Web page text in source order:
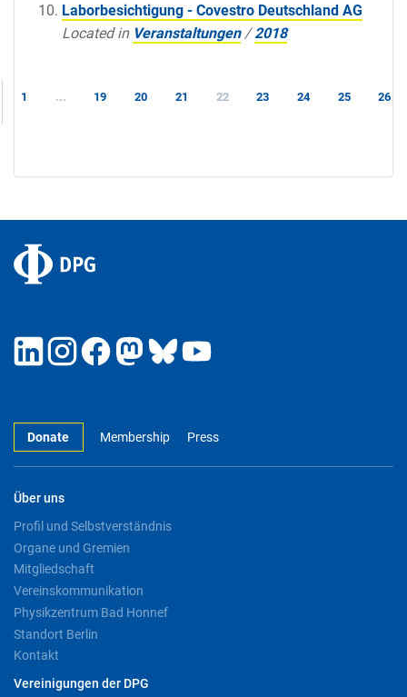
Laborbesichtigung - Covestro Deutschland AG
Located in Veranstaltungen /2018
1 ... 19 20 21 22 23 24 25 26
Donate Membership Press
Über uns
Profil und Selbstverständnis
Organe und Gremien
Mitgliedschaft
Vereinskommunikation
Physikzentrum Bad Honnef
Standort Berlin
Kontakt
Vereinigungen der DPG